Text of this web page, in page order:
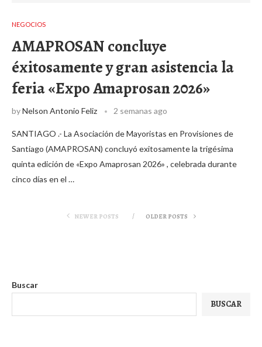
NEGOCIOS
AMAPROSAN concluye
éxitosamente y gran asistencia la
feria «Expo Amaprosan 2026»
byNelson Antonio Feliz 2 semanas ago
SANTIAGO .- La Asociación de Mayoristas en Provisiones de
Santiago (AMAPROSAN) concluyó exitosamente la trigésima
quinta edición de «Expo Amaprosan 2026» , celebrada durante
cinco días en el …
NEWER POSTS OLDER POSTS
Buscar
BUSCAR